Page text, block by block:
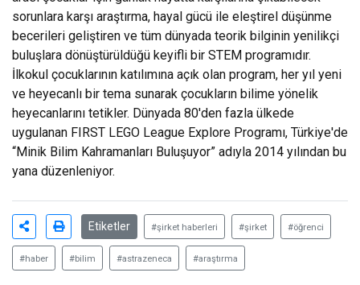
sorunlara karşı araştırma, hayal gücü ile eleştirel düşünme
becerileri geliştiren ve tüm dünyada teorik bilginin yenilikçi
buluşlara dönüştürüldüğü keyifli bir STEM programıdır.
İlkokul çocuklarının katılımına açık olan program, her yıl yeni
ve heyecanlı bir tema sunarak çocukların bilime yönelik
heyecanlarını tetikler. Dünyada 80'den fazla ülkede
uygulanan FIRST LEGO League Explore Programı, Türkiye'de
“Minik Bilim Kahramanları Buluşuyor” adıyla 2014 yılından bu
yana düzenleniyor.
Etiketler #şirket haberleri #şirket #öğrenci
#haber #bilim #astrazeneca #araştırma